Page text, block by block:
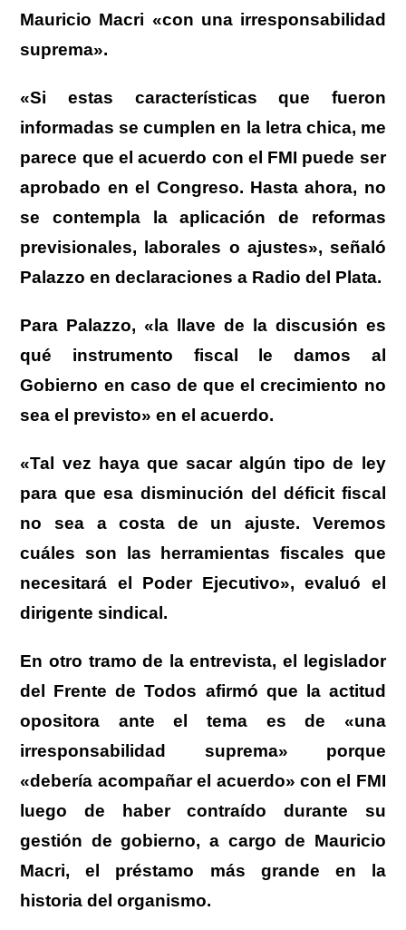
Mauricio Macri «con una irresponsabilidad
suprema».
«Si estas características que fueron
informadas se cumplen en la letra chica, me
parece que el acuerdo con el FMI puede ser
aprobado en el Congreso. Hasta ahora, no
se contempla la aplicación de reformas
previsionales, laborales o ajustes», señaló
Palazzo en declaraciones a Radio del Plata.
Para Palazzo, «la llave de la discusión es
qué instrumento fiscal le damos al
Gobierno en caso de que el crecimiento no
sea el previsto» en el acuerdo.
«Tal vez haya que sacar algún tipo de ley
para que esa disminución del déficit fiscal
no sea a costa de un ajuste. Veremos
cuáles son las herramientas fiscales que
necesitará el Poder Ejecutivo», evaluó el
dirigente sindical.
En otro tramo de la entrevista, el legislador
del Frente de Todos afirmó que la actitud
opositora ante el tema es de «una
irresponsabilidad suprema» porque
«debería acompañar el acuerdo» con el FMI
luego de haber contraído durante su
gestión de gobierno, a cargo de Mauricio
Macri, el préstamo más grande en la
historia del organismo.